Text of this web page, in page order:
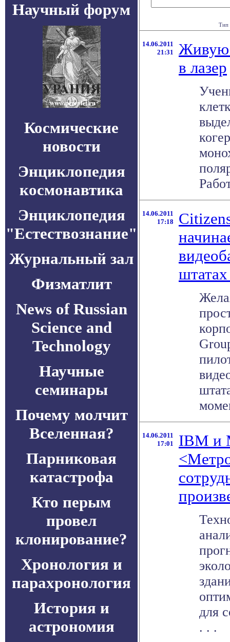
Научный форум
Космические
новости
Энциклопедия
космонавтика
Энциклопедия
"Естествознание"
Журнальный зал
Физматлит
News of Russian
Science and
Technology
Научные
семинары
Почему молчит
Вселенная?
Парниковая
катастрофа
Кто перым
провел
клонирование?
Хронология и
парахронология
История и
астрономия
Тип
14.06.2011
21:31
Живую
в лазер
14.06.2011
17:18
14.06.2011
17:01
IBM и
для
. . .